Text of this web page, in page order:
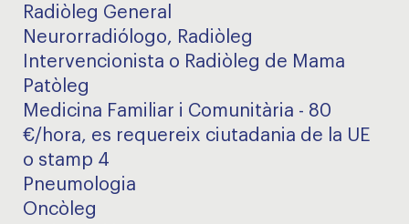
Radiòleg General
Neurorradiólogo, Radiòleg
Intervencionista o Radiòleg de Mama
Patòleg
Medicina Familiar i Comunitària - 80
€/hora, es requereix ciutadania de la UE
o stamp 4
Pneumologia
Oncòleg